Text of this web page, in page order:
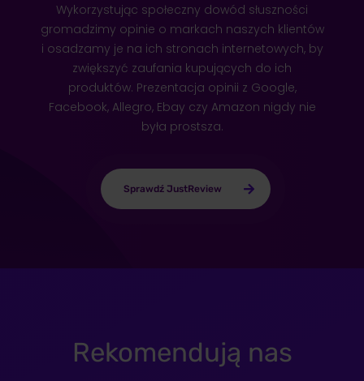
ZOBACZ REALIZACJĘ
Wykorzystując społeczny dowód słuszności
gromadzimy opinie o markach naszych klientów
i osadzamy je na ich stronach internetowych, by
zwiększyć zaufania kupujących do ich
produktów. Prezentacja opinii z Google,
Facebook, Allegro, Ebay czy Amazon nigdy nie
była prostsza.
Sprawdź JustReview
Rekomendują nas